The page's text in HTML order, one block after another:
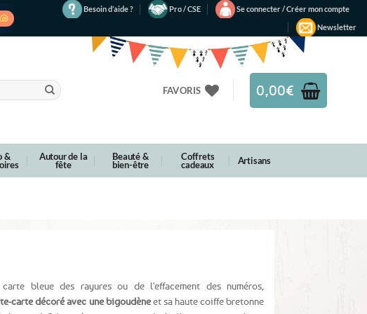
Besoin d’aide ? Pro / CSE
Se connecter / Créer mon compte
Newsletter
FAVORIS 0,00€
& Autour de la
fête
Beauté &
bien-être
Coffrets
cadeaux Artisans
bleue des rayures ou de l'effacement des numéros,
carte décoré avec une bigoudèneet sa haute coiffe bretonne